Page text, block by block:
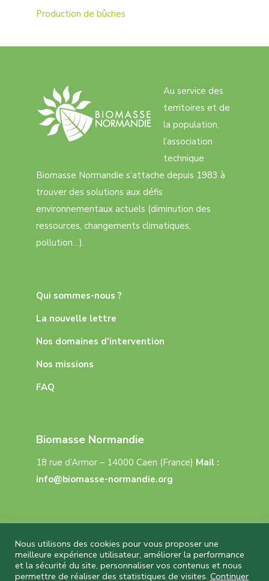
Production de bûches
Au service des
territoires et de
la population,
l’association
technique
Biomasse Normandie s’attache depuis 1983 à
trouver des solutions aux défis
environnementaux actuels (diminution des
ressources, changements climatiques,
pollution…).
Qui sommes-nous ?
La nouvelle lettre
Nos domaines d’intervention
Nos missions
FAQ
Biomasse Normandie
18 rue d’Armor – 14000 Caen (France) Mail :
info@biomasse-normandie.org
Biomasse Normandie © 2026 Tous droits réservés
Nous utilisons des cookies pour vous proposer une
meilleure expérience utilisateur, améliorer la performance
et la sécurité du site, personnaliser vos contenus et nous
permettre de réaliser des statistiques de visites. Continuer